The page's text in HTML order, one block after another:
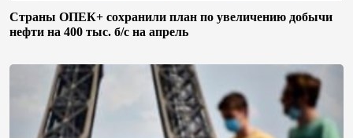
Страны ОПЕК+ сохранили план по увеличению добычи
нефти на 400 тыс. б/с на апрель